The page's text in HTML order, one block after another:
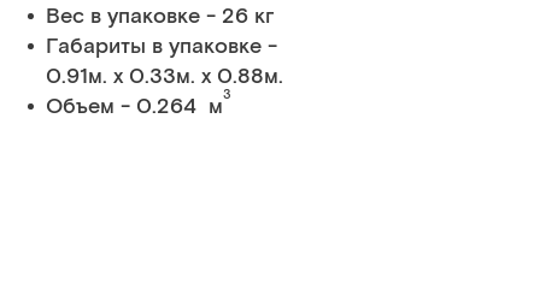
Вес в упаковке - 26 кг
Габариты в упаковке -
0.91м. x 0.33м. x 0.88м.
Объем - 0.264 м3